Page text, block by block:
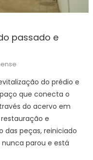
passado e
do prédio e
que conecta o
do acervo em
e
peças, reiniciado
parou e está